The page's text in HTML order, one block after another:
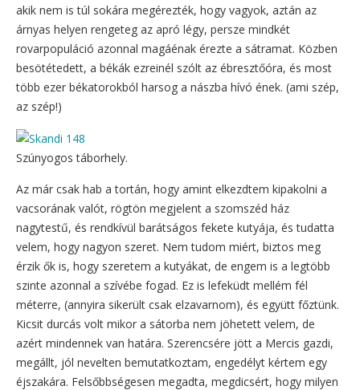
akik nem is túl sokára megérezték, hogy vagyok, aztán az
árnyas helyen rengeteg az apró légy, persze mindkét
rovarpopuláció azonnal magáénak érezte a sátramat. Közben
besötétedett, a békák ezreinél szólt az ébresztőóra, és most
több ezer békatorokból harsog a nászba hívó ének. (ami szép,
az szép!)
Szúnyogos táborhely.
Az már csak hab a tortán, hogy amint elkezdtem kipakolni a
vacsorának valót, rögtön megjelent a szomszéd ház
nagytestű, és rendkívül barátságos fekete kutyája, és tudatta
velem, hogy nagyon szeret. Nem tudom miért, biztos meg
érzik ők is, hogy szeretem a kutyákat, de engem is a legtöbb
szinte azonnal a szívébe fogad. Ez is lefeküdt mellém fél
méterre, (annyira sikerült csak elzavarnom), és együtt főztünk.
Kicsit durcás volt mikor a sátorba nem jöhetett velem, de
azért mindennek van határa. Szerencsére jött a Mercis gazdi,
megállt, jól nevelten bemutatkoztam, engedélyt kértem egy
éjszakára. Felsőbbségesen megadta, megdicsért, hogy milyen